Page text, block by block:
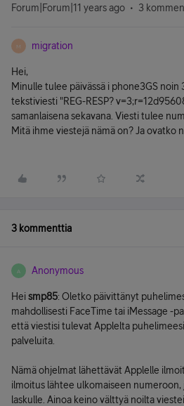
Forum|Forum|11 years ago 3
M migration
Hei,
Minulle tulee päivässä i phone3GS noin
tekstiviesti "REG-RESP?
samanlaisena sekavana. Viesti tulee
Mitä ihme viestejä nämä on? Ja ovatko
3 kommenttia
A Anonymous
Heismp85: Oletko päivittänyt
mahdollisesti FaceTime tai iMessage -
että viestisi tulevat Applelta
palveluita.
Nämä ohjelmat lähettävät Applelle
ilmoitus lähtee ulkomaiseen
laskulle. Ainoa keino välttyä noilta